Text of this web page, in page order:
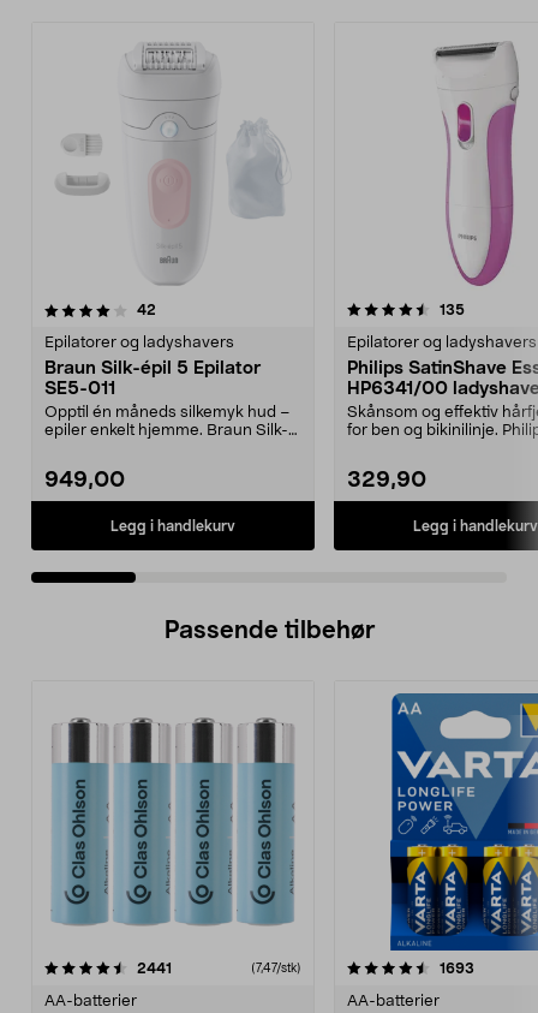
42
Epilatorer og ladyshavers
Braun Silk-épil 5 Epilator
SE5-011
Opptil én måneds silkemyk hud –
epiler enkelt hjemme. Braun Silk-
949,00
Legg i handlekurv
4.5 av 5 stjerner 135
Epilatorer og ladyshavers
Philips SatinShave
HP6341/00
Skånsom og effektiv
for ben og bikinilinje.
329,90
Legg i handlekurv
4.0 av 5 stjerner
Passende tilbehør
2441 anmeldelser(7,47/stk)
AA-batterier
4.5av 5 stjerner 1693
AA-batterier
4.5av 5 stjerner